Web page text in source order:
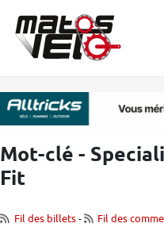
Mot-clé -
Fit
Fil des billets- Fil des